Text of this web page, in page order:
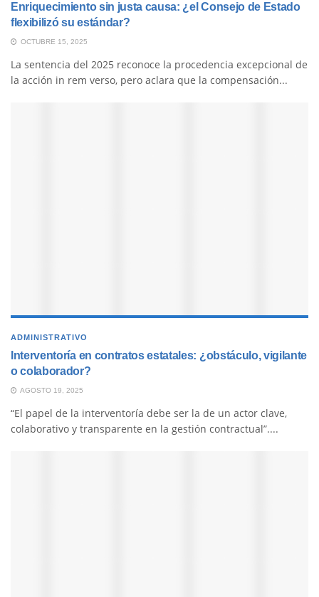
Enriquecimiento sin justa causa: ¿el Consejo de Estado
flexibilizó su estándar?
OCTUBRE 15, 2025
La sentencia del 2025 reconoce la procedencia excepcional de
la acción in rem verso, pero aclara que la compensación...
ADMINISTRATIVO
Interventoría en contratos estatales: ¿obstáculo, vigilante
o colaborador?
AGOSTO 19, 2025
“El papel de la interventoría debe ser la de un actor clave,
colaborativo y transparente en la gestión contractual”....